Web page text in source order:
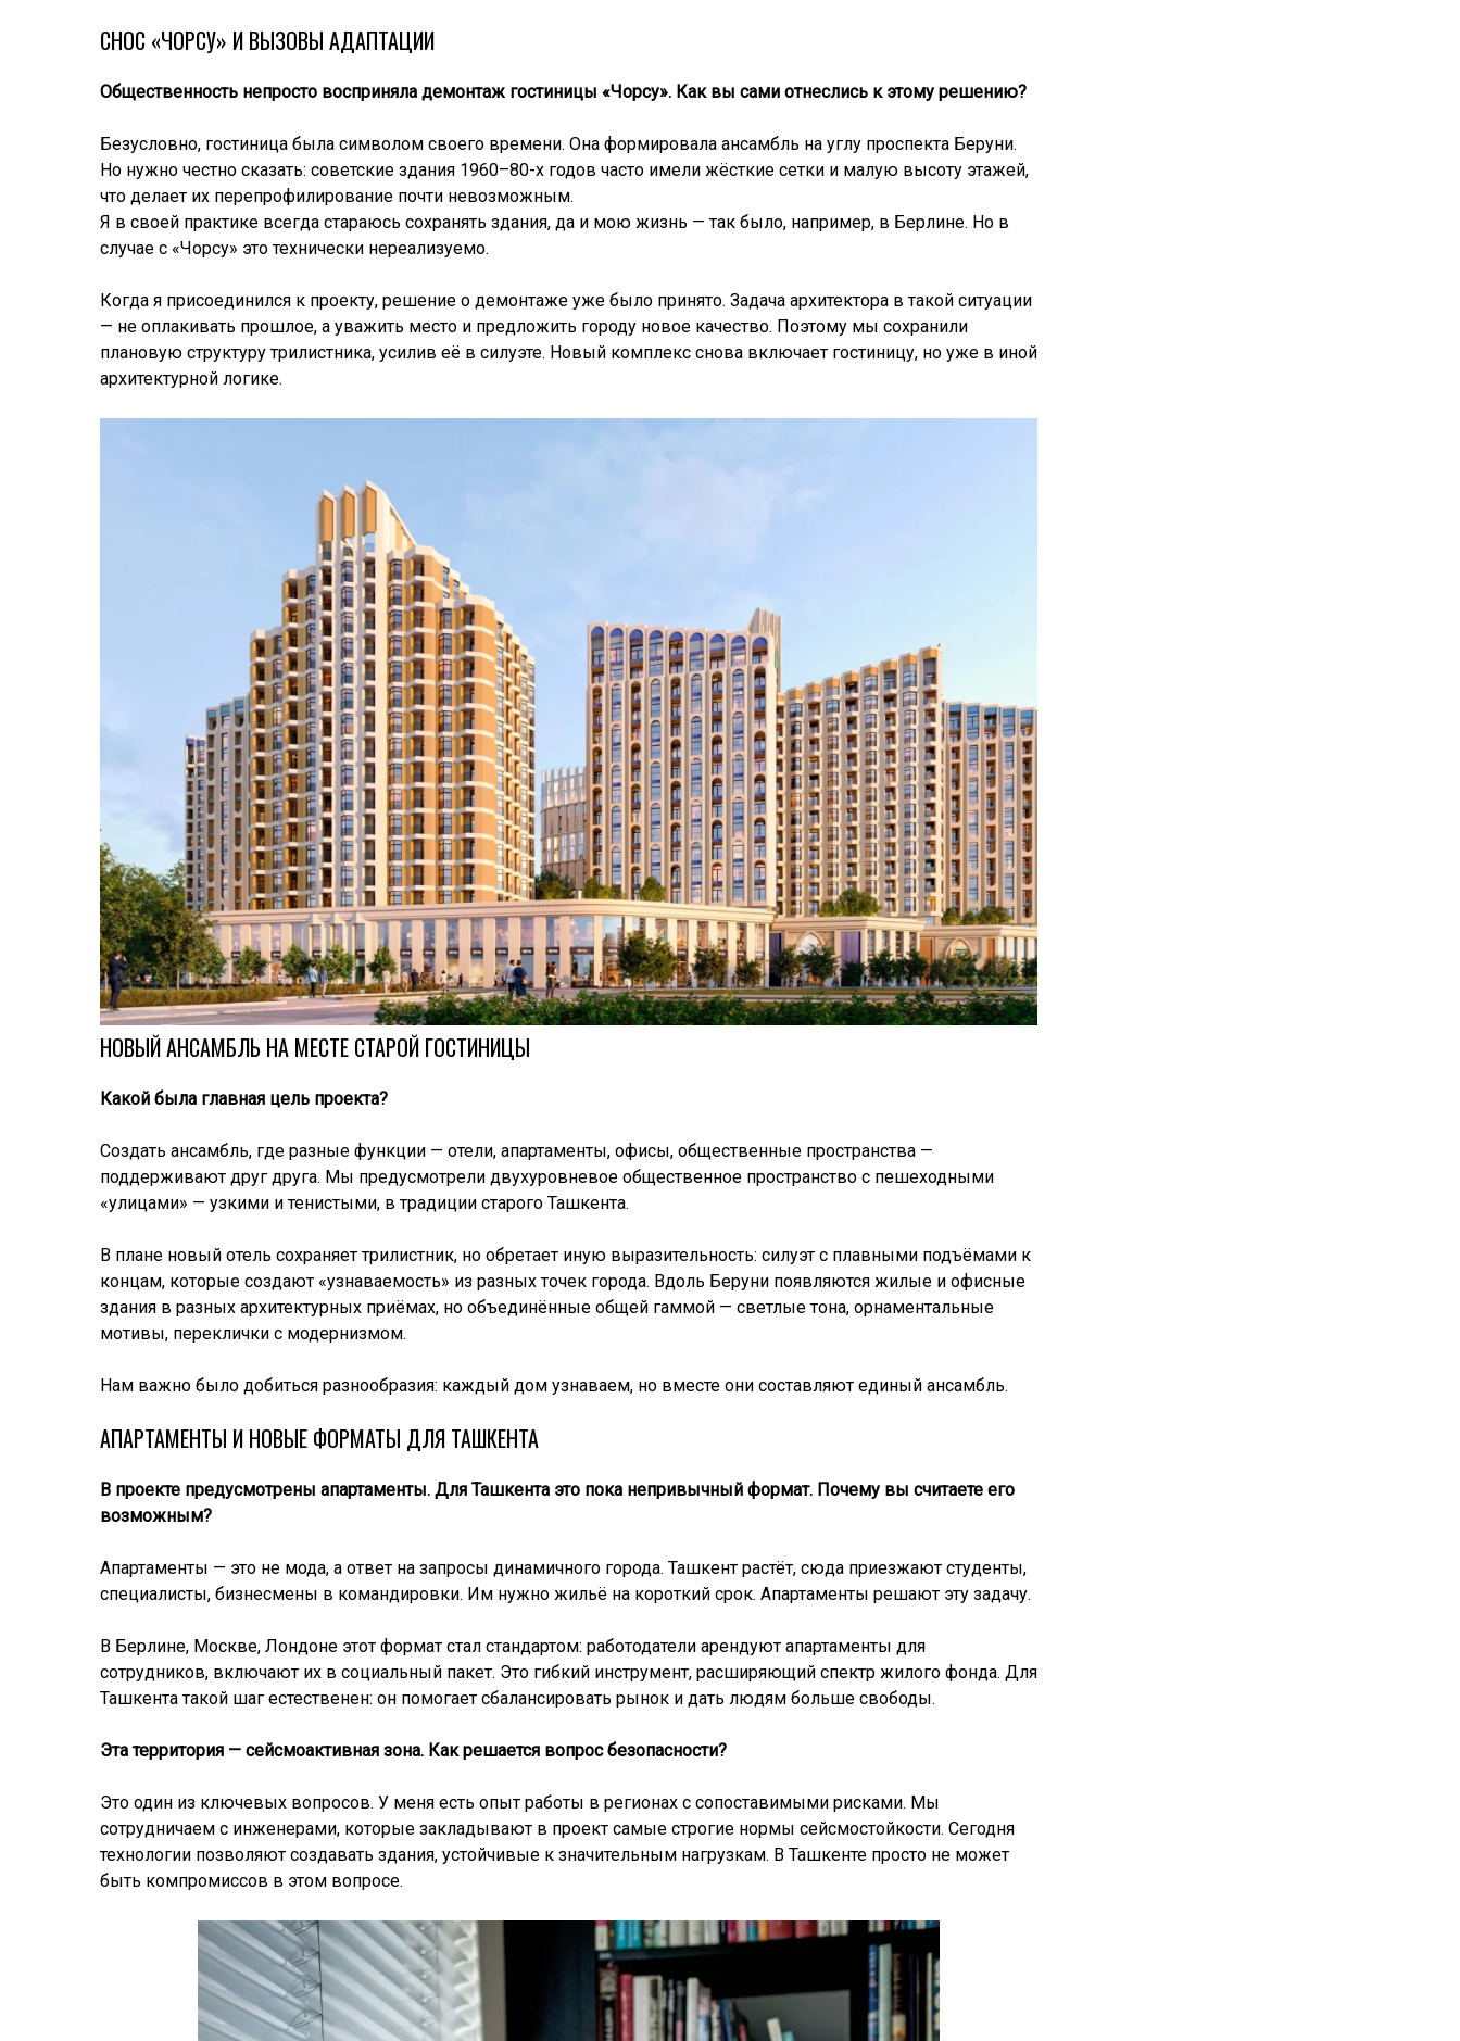
СНОС «ЧОРСУ» И ВЫЗОВЫ АДАПТАЦИИ
Общественность непросто восприняла демонтаж гостиницы «Чорсу». Как вы сами отнеслись к этому решению?
Безусловно, гостиница была символом своего времени. Она формировала ансамбль на углу проспекта Беруни.
Но нужно честно сказать: советские здания 1960–80-х годов часто имели жёсткие сетки и малую высоту этажей,
что делает их перепрофилирование почти невозможным.
Я в своей практике всегда стараюсь сохранять здания, да и мою жизнь — так было, например, в Берлине. Но в
случае с «Чорсу» это технически нереализуемо.
Когда я присоединился к проекту, решение о демонтаже уже было принято. Задача архитектора в такой ситуации
— не оплакивать прошлое, а уважить место и предложить городу новое качество. Поэтому мы сохранили
плановую структуру трилистника, усилив её в силуэте. Новый комплекс снова включает гостиницу, но уже в иной
архитектурной логике.
НОВЫЙ АНСАМБЛЬ НА МЕСТЕ СТАРОЙ ГОСТИНИЦЫ
Какой была главная цель проекта?
Создать ансамбль, где разные функции — отели, апартаменты, офисы, общественные пространства —
поддерживают друг друга. Мы предусмотрели двухуровневое общественное пространство с пешеходными
«улицами» — узкими и тенистыми, в традиции старого Ташкента.
В плане новый отель сохраняет трилистник, но обретает иную выразительность: силуэт с плавными подъёмами к
концам, которые создают «узнаваемость» из разных точек города. Вдоль Беруни появляются жилые и офисные
здания в разных архитектурных приёмах, но объединённые общей гаммой — светлые тона, орнаментальные
мотивы, переклички с модернизмом.
Нам важно было добиться разнообразия: каждый дом узнаваем, но вместе они составляют единый ансамбль.
АПАРТАМЕНТЫ И НОВЫЕ ФОРМАТЫ ДЛЯ ТАШКЕНТА
В проекте предусмотрены апартаменты. Для Ташкента это пока непривычный формат. Почему вы считаете его
возможным?
Апартаменты — это не мода, а ответ на запросы динамичного города. Ташкент растёт, сюда приезжают студенты,
специалисты, бизнесмены в командировки. Им нужно жильё на короткий срок. Апартаменты решают эту задачу.
В Берлине, Москве, Лондоне этот формат стал стандартом: работодатели арендуют апартаменты для
сотрудников, включают их в социальный пакет. Это гибкий инструмент, расширяющий спектр жилого фонда. Для
Ташкента такой шаг естественен: он помогает сбалансировать рынок и дать людям больше свободы.
Эта территория — сейсмоактивная зона. Как решается вопрос безопасности?
Это один из ключевых вопросов. У меня есть опыт работы в регионах с сопоставимыми рисками. Мы
сотрудничаем с инженерами, которые закладывают в проект самые строгие нормы сейсмостойкости. Сегодня
технологии позволяют создавать здания, устойчивые к значительным нагрузкам. В Ташкенте просто не может
быть компромиссов в этом вопросе.